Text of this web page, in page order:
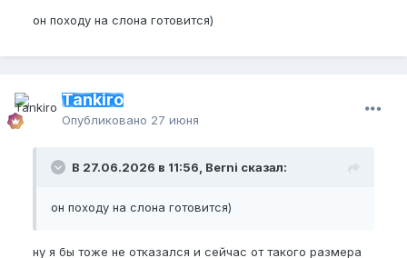
он походу на слона готовится)
Tankiro
Опубликовано 27 июня
В 27.06.2026 в 11:56, Berni сказал:
он походу на слона готовится)
ну я бы тоже не отказался и сейчас от такого размера